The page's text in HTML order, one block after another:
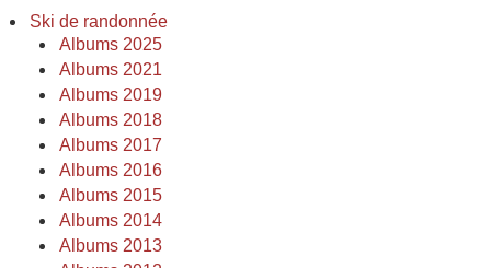
Ski de randonnée
Albums 2025
Albums 2021
Albums 2019
Albums 2018
Albums 2017
Albums 2016
Albums 2015
Albums 2014
Albums 2013